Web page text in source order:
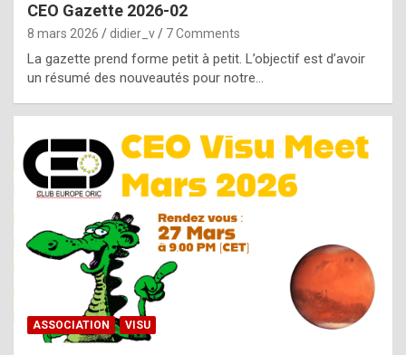
g
e
n
u
i
n
e
R
o
CEO Gazette 2026-02
8 mars 2026 didier_v 7 Comments
La gazette prend forme petit à petit. L’objectif est d’avoir
un résumé des nouveautés pour notre…
ASSOCIATION VISU